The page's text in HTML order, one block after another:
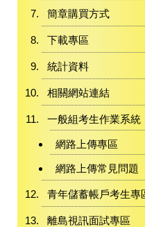
簡章購買方式
下載專區
統計資料
相關網站連結
一般組考生作業系統
網路上傳專區
網路上傳常見問題
青年儲蓄帳戶考生專
離島視訊面試專區